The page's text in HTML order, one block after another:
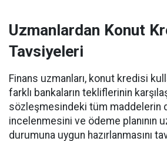
Uzmanlardan Konut
Tavsiyeleri
Finans uzmanları, konut kredisi
farklı bankaların tekliflerinin
sözleşmesindeki tüm maddelerin
incelenmesini ve ödeme planının
durumuna uygun hazırlanmasını